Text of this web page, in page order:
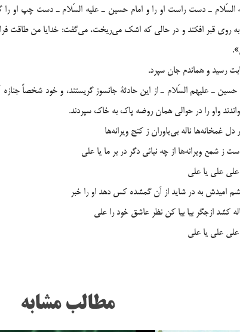
ـ دست راست او را و امام حسين ـ عليه السّلام ـ دست چپ او را
به روي قبر افكند و در حالي كه اشك مي‌ريخت، مي‌گفت: خدايا من طاقت
رسيد و هماندم جان سپرد.
ـ عليهم السّلام ـ از اين حادثة جانسوز گريستند، و خود شخصاً
واو را در حوالي همان روضه پاك به خاك سپردند.
غمخانه‌ها ناله بي‌ياوران ز كنج ويرانه‌ها
ز شمع ويرانه‌ها از چه نيائي دگر در بر ما يا علي
علي يا علي
اميدش به در شايد از آن گمشده كس دهد او را خبر
كشد ازجگر بيا بيا كن نظر عاشق خود را علي
علي يا علي
مطالب مشابه